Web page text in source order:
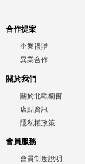
合作提案
企業禮贈
異業合作
關於我們
關於北歐櫥窗
店點資訊
隱私權政策
會員服務
會員制度說明